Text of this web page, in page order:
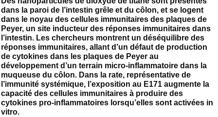
dans la paroi de l’intestin grêle et du côlon, et se logent
dans le noyau des cellules immunitaires des plaques de
Peyer, un site inducteur des réponses immunitaires dans
l’intestin. Les chercheurs montrent un déséquilibre des
réponses immunitaires, allant d’un défaut de production
de cytokines dans les plaques de Peyer au
développement d’un terrain micro-inflammatoire dans la
muqueuse du côlon. Dans la rate, représentative de
l’immunité systémique, l’exposition au E171 augmente la
capacité des cellules immunitaires à produire des
cytokines pro-inflammatoires lorsqu’elles sont activées in
vitro.